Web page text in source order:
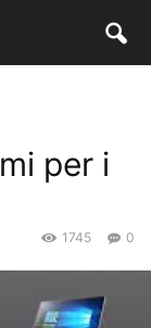
per i
0
1745